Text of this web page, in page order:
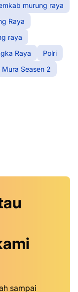
murung raya
Raya
raya
Raya
Polri
Seasen 2
sampai